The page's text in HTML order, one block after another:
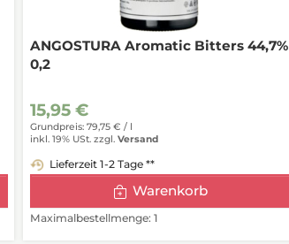
ANGOSTURA Aromatic Bitters 44,7%
0,2
15,95 €
Grundpreis: 79,75 € / l
inkl. 19% USt. zzgl. Versand
Lieferzeit 1-2 Tage **
Warenkorb
Maximalbestellmenge: 1